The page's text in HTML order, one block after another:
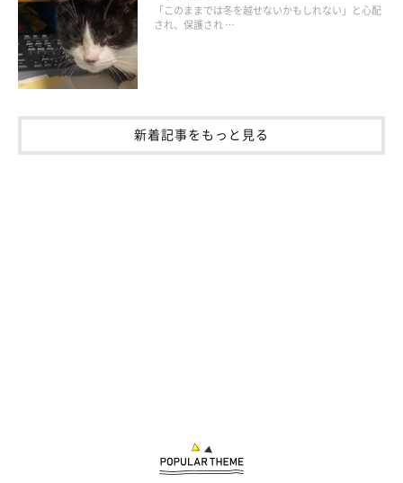
「このままでは冬を越せないかもしれない」と心配
され、保護され …
新着記事をもっと見る